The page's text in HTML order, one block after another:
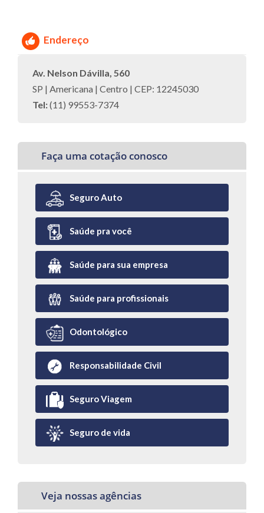
Endereço
Av. Nelson Dávilla, 560
SP | Americana | Centro | CEP: 12245030
Tel:(11) 99553-7374
Faça uma cotação conosco
Seguro Auto
Saúde pra você
Saúde para sua empresa
Saúde para profissionais
Odontológico
Responsabilidade Civil
Seguro Viagem
Seguro de vida
Veja nossas agências